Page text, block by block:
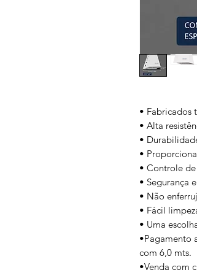
• Fabricados
• Alta
•
•
• Controle
• Segurança
• Não
• Fácil
• Uma
•Pagamento
com 6,0 mts.
•Venda com